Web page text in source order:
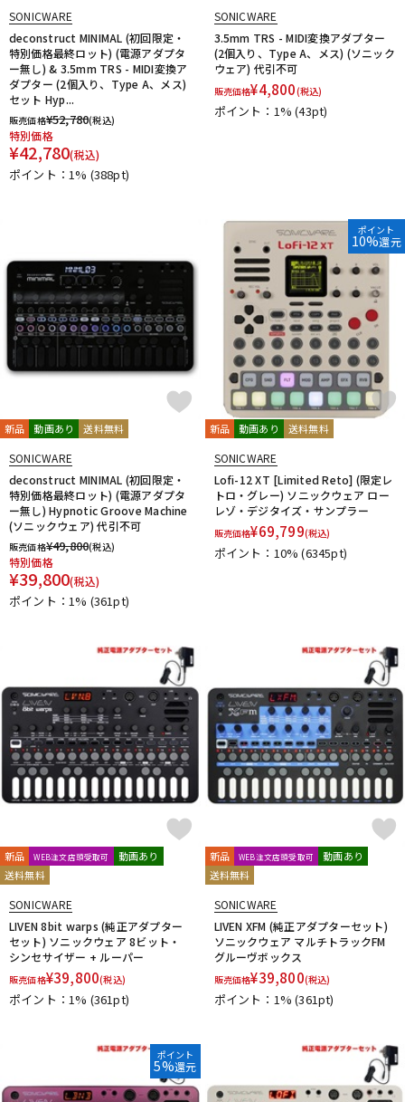
SONICWARE
deconstruct MINIMAL (初回限定・
特別価格最終ロット) (電源アダプタ
ー無し) & 3.5mm TRS - MIDI変換ア
ダプター (2個入り、Type A、メス)
セット Hyp...
販売価格¥52,780(税込)
特別価格
¥42,780(税込)
ポイント：1% (388pt)
SONICWARE
3.5mm TRS - MIDI変換アダプター
(2個入り、Type A、メス) (ソニック
ウェア) 代引不可
販売価格¥4,800(税込)
ポイント：1%(43pt)
新品 動画あり 送料無料
SONICWARE
deconstruct MINIMAL (初回限定・
特別価格最終ロット) (電源アダプタ
ー無し) Hypnotic Groove Machine
(ソニックウェア) 代引不可
販売価格¥49,800(税込)
特別価格
¥39,800(税込)
ポイント：1% (361pt)
ポイント
10%還元
新品 動画あり 送料無料
SONICWARE
Lofi-12 XT [Limited Reto] (限定レ
トロ・グレー) ソニックウェア ロー
レゾ・デジタイズ・サンプラー
販売価格¥69,799(税込)
ポイント：10%(6345pt)
新品 WEB注文店頭受取可
動画あり
送料無料
SONICWARE
LIVEN 8bit warps (純正アダプター
セット) ソニックウェア 8ビット・
シンセサイザー + ルーパー
販売価格¥39,800(税込)
ポイント：1% (361pt)
新品 WEB注文店頭受取可
動画あり
送料無料
SONICWARE
LIVEN XFM (純正アダプターセット)
ソニックウェア マルチトラックFM
グルーヴボックス
販売価格¥39,800(税込)
ポイント：1%(361pt)
ポイント
5%還元